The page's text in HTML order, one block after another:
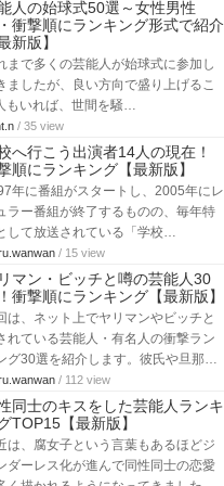
人の始球式50選～女性男性
衝撃順にランキング形式で紹介
新版】
まで多くの芸能人が始球式に参加し
ましたが、良い方向で盛り上げるこ
もいれば、世間を騒…
/ 35 view
へ行こう出演者14人の現在！
順にランキング【最新版】
年に番組がスタートし、2005年にレ
ラー番組が終了するものの、毎年特
して放送されている「学校…
/ 15 view
マン・ビッチと噂の芸能人30
衝撃順にランキング【最新版】
は、ネット上でヤリマンやビッチと
れている芸能人・有名人の衝撃ラン
グ30選を紹介します。彼氏や旦那…
/ 112 view
同士のキスをした芸能人ランキ
TOP15【最新版】
は、腐女子という言葉もあるほどジ
ダーレス化が進んで同性同士の恋愛